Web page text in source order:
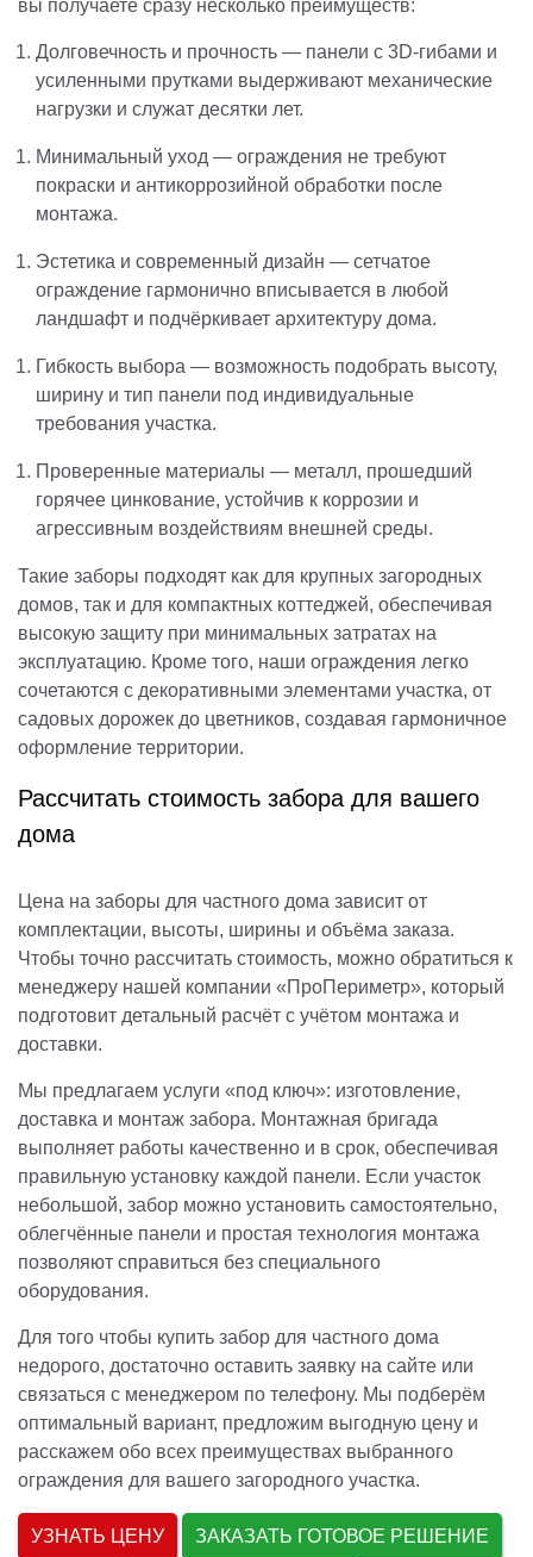
вы получаете сразу несколько преимуществ:
Долговечность и прочность — панели с 3D-гибами и
усиленными прутками выдерживают механические
нагрузки и служат десятки лет.
Минимальный уход — ограждения не требуют
покраски и антикоррозийной обработки после
монтажа.
Эстетика и современный дизайн — сетчатое
ограждение гармонично вписывается в любой
ландшафт и подчёркивает архитектуру дома.
Гибкость выбора — возможность подобрать высоту,
ширину и тип панели под индивидуальные
требования участка.
Проверенные материалы — металл, прошедший
горячее цинкование, устойчив к коррозии и
агрессивным воздействиям внешней среды.
Такие заборы подходят как для крупных загородных
домов, так и для компактных коттеджей, обеспечивая
высокую защиту при минимальных затратах на
эксплуатацию. Кроме того, наши ограждения легко
сочетаются с декоративными элементами участка, от
садовых дорожек до цветников, создавая гармоничное
оформление территории.
Рассчитать стоимость забора для вашего
дома
Цена на заборы для частного дома зависит от
комплектации, высоты, ширины и объёма заказа.
Чтобы точно рассчитать стоимость, можно обратиться к
менеджеру нашей компании «ПроПериметр», который
подготовит детальный расчёт с учётом монтажа и
доставки.
Мы предлагаем услуги «под ключ»: изготовление,
доставка и монтаж забора. Монтажная бригада
выполняет работы качественно и в срок, обеспечивая
правильную установку каждой панели. Если участок
небольшой, забор можно установить самостоятельно,
облегчённые панели и простая технология монтажа
позволяют справиться без специального
оборудования.
Для того чтобы купить забор для частного дома
недорого, достаточно оставить заявку на сайте или
связаться с менеджером по телефону. Мы подберём
оптимальный вариант, предложим выгодную цену и
расскажем обо всех преимуществах выбранного
ограждения для вашего загородного участка.
УЗНАТЬ ЦЕНУ ЗАКАЗАТЬ ГОТОВОЕ РЕШЕНИЕ